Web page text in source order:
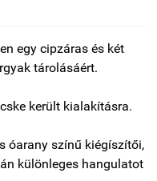
egy cipzáras és két
tárolásáért.
került kialakításra.
óarany színű kiégíszítői,
különleges hangulatot